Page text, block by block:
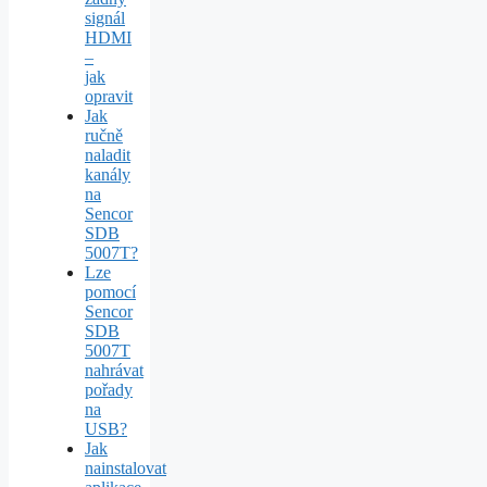
signál
HDMI
–
jak
opravit
Jak
ručně
naladit
kanály
na
Sencor
SDB
5007T?
Lze
pomocí
Sencor
SDB
5007T
nahrávat
pořady
na
USB?
Jak
nainstalovat